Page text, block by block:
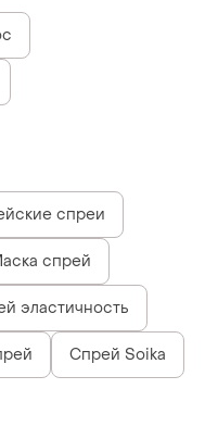
спреи
спрей
эластичность
Спрей Soika